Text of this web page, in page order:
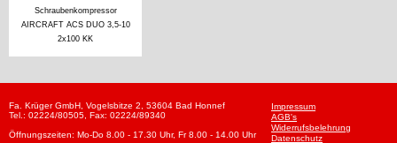
Schraubenkompressor
AIRCRAFT ACS DUO 3,5-10
2x100 KK
Fa. Krüger GmbH, Vogelsbitze 2, 53604 Bad Honnef
Tel.: 02224/80505, Fax: 02224/89340
Öffnungszeiten: Mo-Do 8.00 - 17.30 Uhr, Fr 8.00 - 14.00 Uhr
Impressum
AGB's
Widerrufsbelehrung
Datenschutz